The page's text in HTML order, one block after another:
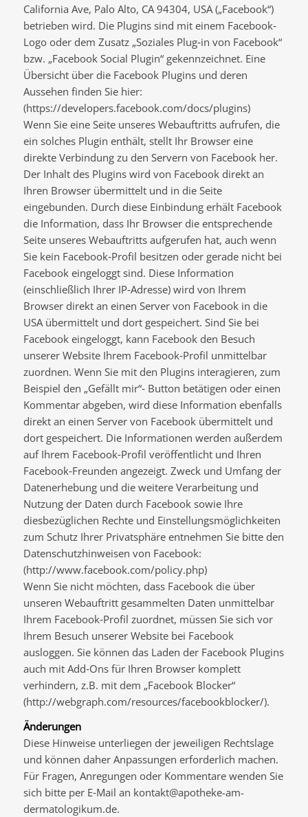
California Ave, Palo Alto, CA 94304, USA („Facebook“)
betrieben wird. Die Plugins sind mit einem Facebook‐
Logo oder dem Zusatz „Soziales Plug‐in von Facebook“
bzw. „Facebook Social Plugin“ gekennzeichnet. Eine
Übersicht über die Facebook Plugins und deren
Aussehen finden Sie hier:
(https://developers.facebook.com/docs/plugins)
Wenn Sie eine Seite unseres Webauftritts aufrufen, die
ein solches Plugin enthält, stellt Ihr Browser eine
direkte Verbindung zu den Servern von Facebook her.
Der Inhalt des Plugins wird von Facebook direkt an
Ihren Browser übermittelt und in die Seite
eingebunden. Durch diese Einbindung erhält Facebook
die Information, dass Ihr Browser die entsprechende
Seite unseres Webauftritts aufgerufen hat, auch wenn
Sie kein Facebook‐Profil besitzen oder gerade nicht bei
Facebook eingeloggt sind. Diese Information
(einschließlich Ihrer IP‐Adresse) wird von Ihrem
Browser direkt an einen Server von Facebook in die
USA übermittelt und dort gespeichert. Sind Sie bei
Facebook eingeloggt, kann Facebook den Besuch
unserer Website Ihrem Facebook‐Profil unmittelbar
zuordnen. Wenn Sie mit den Plugins interagieren, zum
Beispiel den „Gefällt mir“‐ Button betätigen oder einen
Kommentar abgeben, wird diese Information ebenfalls
direkt an einen Server von Facebook übermittelt und
dort gespeichert. Die Informationen werden außerdem
auf Ihrem Facebook‐Profil veröffentlicht und Ihren
Facebook‐Freunden angezeigt. Zweck und Umfang der
Datenerhebung und die weitere Verarbeitung und
Nutzung der Daten durch Facebook sowie Ihre
diesbezüglichen Rechte und Einstellungsmöglichkeiten
zum Schutz Ihrer Privatsphäre entnehmen Sie bitte den
Datenschutzhinweisen von Facebook:
(http://www.facebook.com/policy.php)
Wenn Sie nicht möchten, dass Facebook die über
unseren Webauftritt gesammelten Daten unmittelbar
Ihrem Facebook‐Profil zuordnet, müssen Sie sich vor
Ihrem Besuch unserer Website bei Facebook
ausloggen. Sie können das Laden der Facebook Plugins
auch mit Add‐Ons für Ihren Browser komplett
verhindern, z.B. mit dem „Facebook Blocker“
(http://webgraph.com/resources/facebookblocker/).
Änderungen
Diese Hinweise unterliegen der jeweiligen Rechtslage
und können daher Anpassungen erforderlich machen.
Für Fragen, Anregungen oder Kommentare wenden Sie
sich bitte per E‐Mail an kontakt@apotheke-am-
dermatologikum.de.